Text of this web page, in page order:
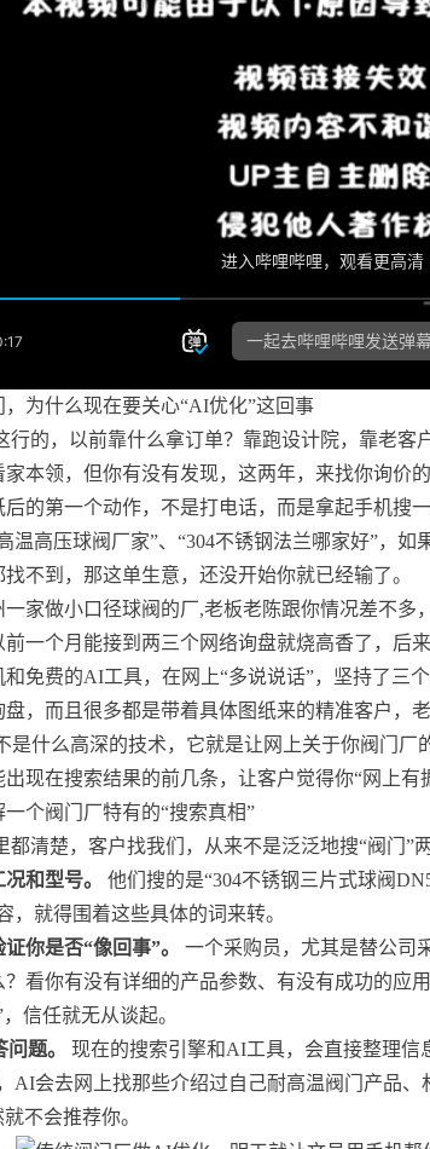
为什么现在要关心“AI优化”这回事
行的，以前靠什么拿订单？靠跑设计院，靠老客
本领，但你有没有发现，这两年，来找你询价
的第一个动作，不是打电话，而是拿起手机搜一
温高压球阀厂家”、“304不锈钢法兰哪家好”，
不到，那这单生意，还没开始你就已经输了。
家做小口径球阀的厂,老板老陈跟你情况差不多
一个月能接到两三个网络询盘就烧高香了，后
免费的AI工具，在网上“多说说话”，坚持了三
，而且很多都是带着具体图纸来的精准客户，
是什么高深的技术，它就是让网上关于你阀门厂
现在搜索结果的前几条，让客户觉得你“网上有
个阀门厂特有的“搜索真相”
都清楚，客户找我们，从来不是泛泛地搜“阀门”两
和型号。
他们搜的是“304不锈钢三片式球阀
，就得围着这些具体的词来转。
你是否“像回事”。
一个采购员，尤其是替公司
看你有没有详细的产品参数、有没有成功的应
信任就无从谈起。
题。
现在的搜索引擎和AI工具，会直接整理信
AI会去网上找那些介绍过自己耐高温阀门产品
不会推荐你。